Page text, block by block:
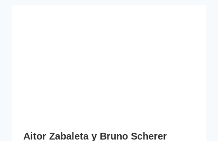
Aitor Zabaleta y Bruno Scherer